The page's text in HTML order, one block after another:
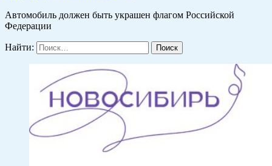
Автомобиль должен быть украшен флагом Российской
Федерации
Найти: